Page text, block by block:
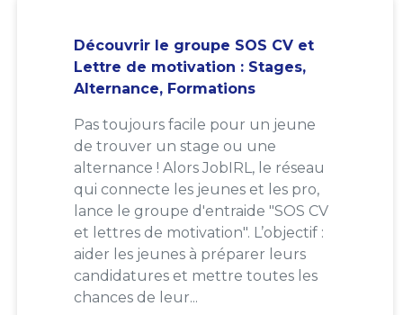
Découvrir le groupe SOS CV et
Lettre de motivation : Stages,
Alternance, Formations
Pas toujours facile pour un jeune
de trouver un stage ou une
alternance ! Alors JobIRL, le réseau
qui connecte les jeunes et les pro,
lance le groupe d'entraide "SOS CV
et lettres de motivation". L’objectif :
aider les jeunes à préparer leurs
candidatures et mettre toutes les
chances de leur...